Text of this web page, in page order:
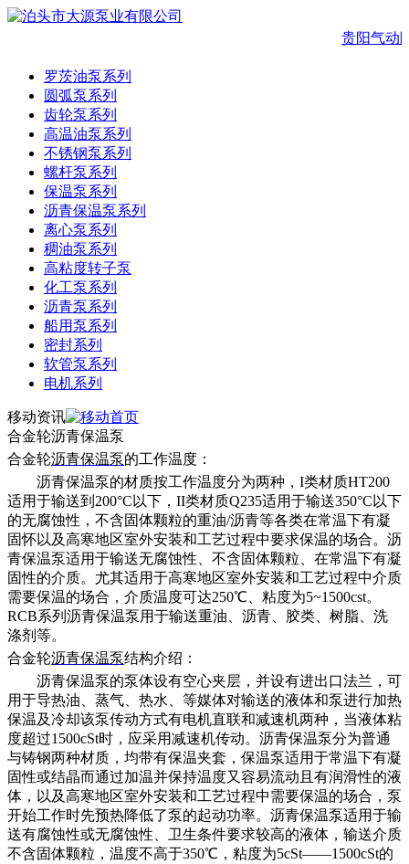
贵阳气动
罗茨油泵系列
圆弧泵系列
齿轮泵系列
高温油泵系列
不锈钢泵系列
螺杆泵系列
保温泵系列
沥青保温泵系列
离心泵系列
稠油泵系列
高粘度转子泵
化工泵系列
沥青泵系列
船用泵系列
密封系列
软管泵系列
电机系列
移动资讯
合金轮沥青保温泵
合金轮沥青保温泵的工作温度：
沥青保温泵的材质按工作温度分为两种， I类材质HT200
适用于输送到200°C以下，II类材质Q235适用于输送350°C以下
的无腐蚀性，不含固体颗粒的重油/沥青等各类在常温下有凝
固怀以及高寒地区室外安装和工艺过程中要求保温的场合。沥
青保温泵适用于输送无腐蚀性、不含固体颗粒、在常温下有凝
固性的介质。尤其适用于高寒地区室外安装和工艺过程中介质
需要保温的场合，介质温度可达250℃、粘度为5~1500cst。
RCB系列沥青保温泵用于输送重油、沥青、胶类、树脂、洗
涤剂等。
合金轮沥青保温泵结构介绍：
沥青保温泵的泵体设有空心夹层，并设有进出口法兰，可
用于导热油、蒸气、热水、等媒体对输送的液体和泵进行加热
保温及冷却该泵传动方式有电机直联和减速机两种，当液体粘
度超过1500cSt时，应采用减速机传动。沥青保温泵分为普通
与铸钢两种材质，均带有保温夹套，保温泵适用于常温下有凝
固性或结晶而通过加温并保持温度又容易流动且有润滑性的液
体，以及高寒地区室外安装和工艺过程中需要保温的场合，泵
开始工作时先预热降低了泵的起动功率。沥青保温泵适用于输
送有腐蚀性或无腐蚀性、卫生条件要求较高的液体，输送介质
不含固体颗粒，温度不高于350℃，粘度为5cSt——1500cSt的